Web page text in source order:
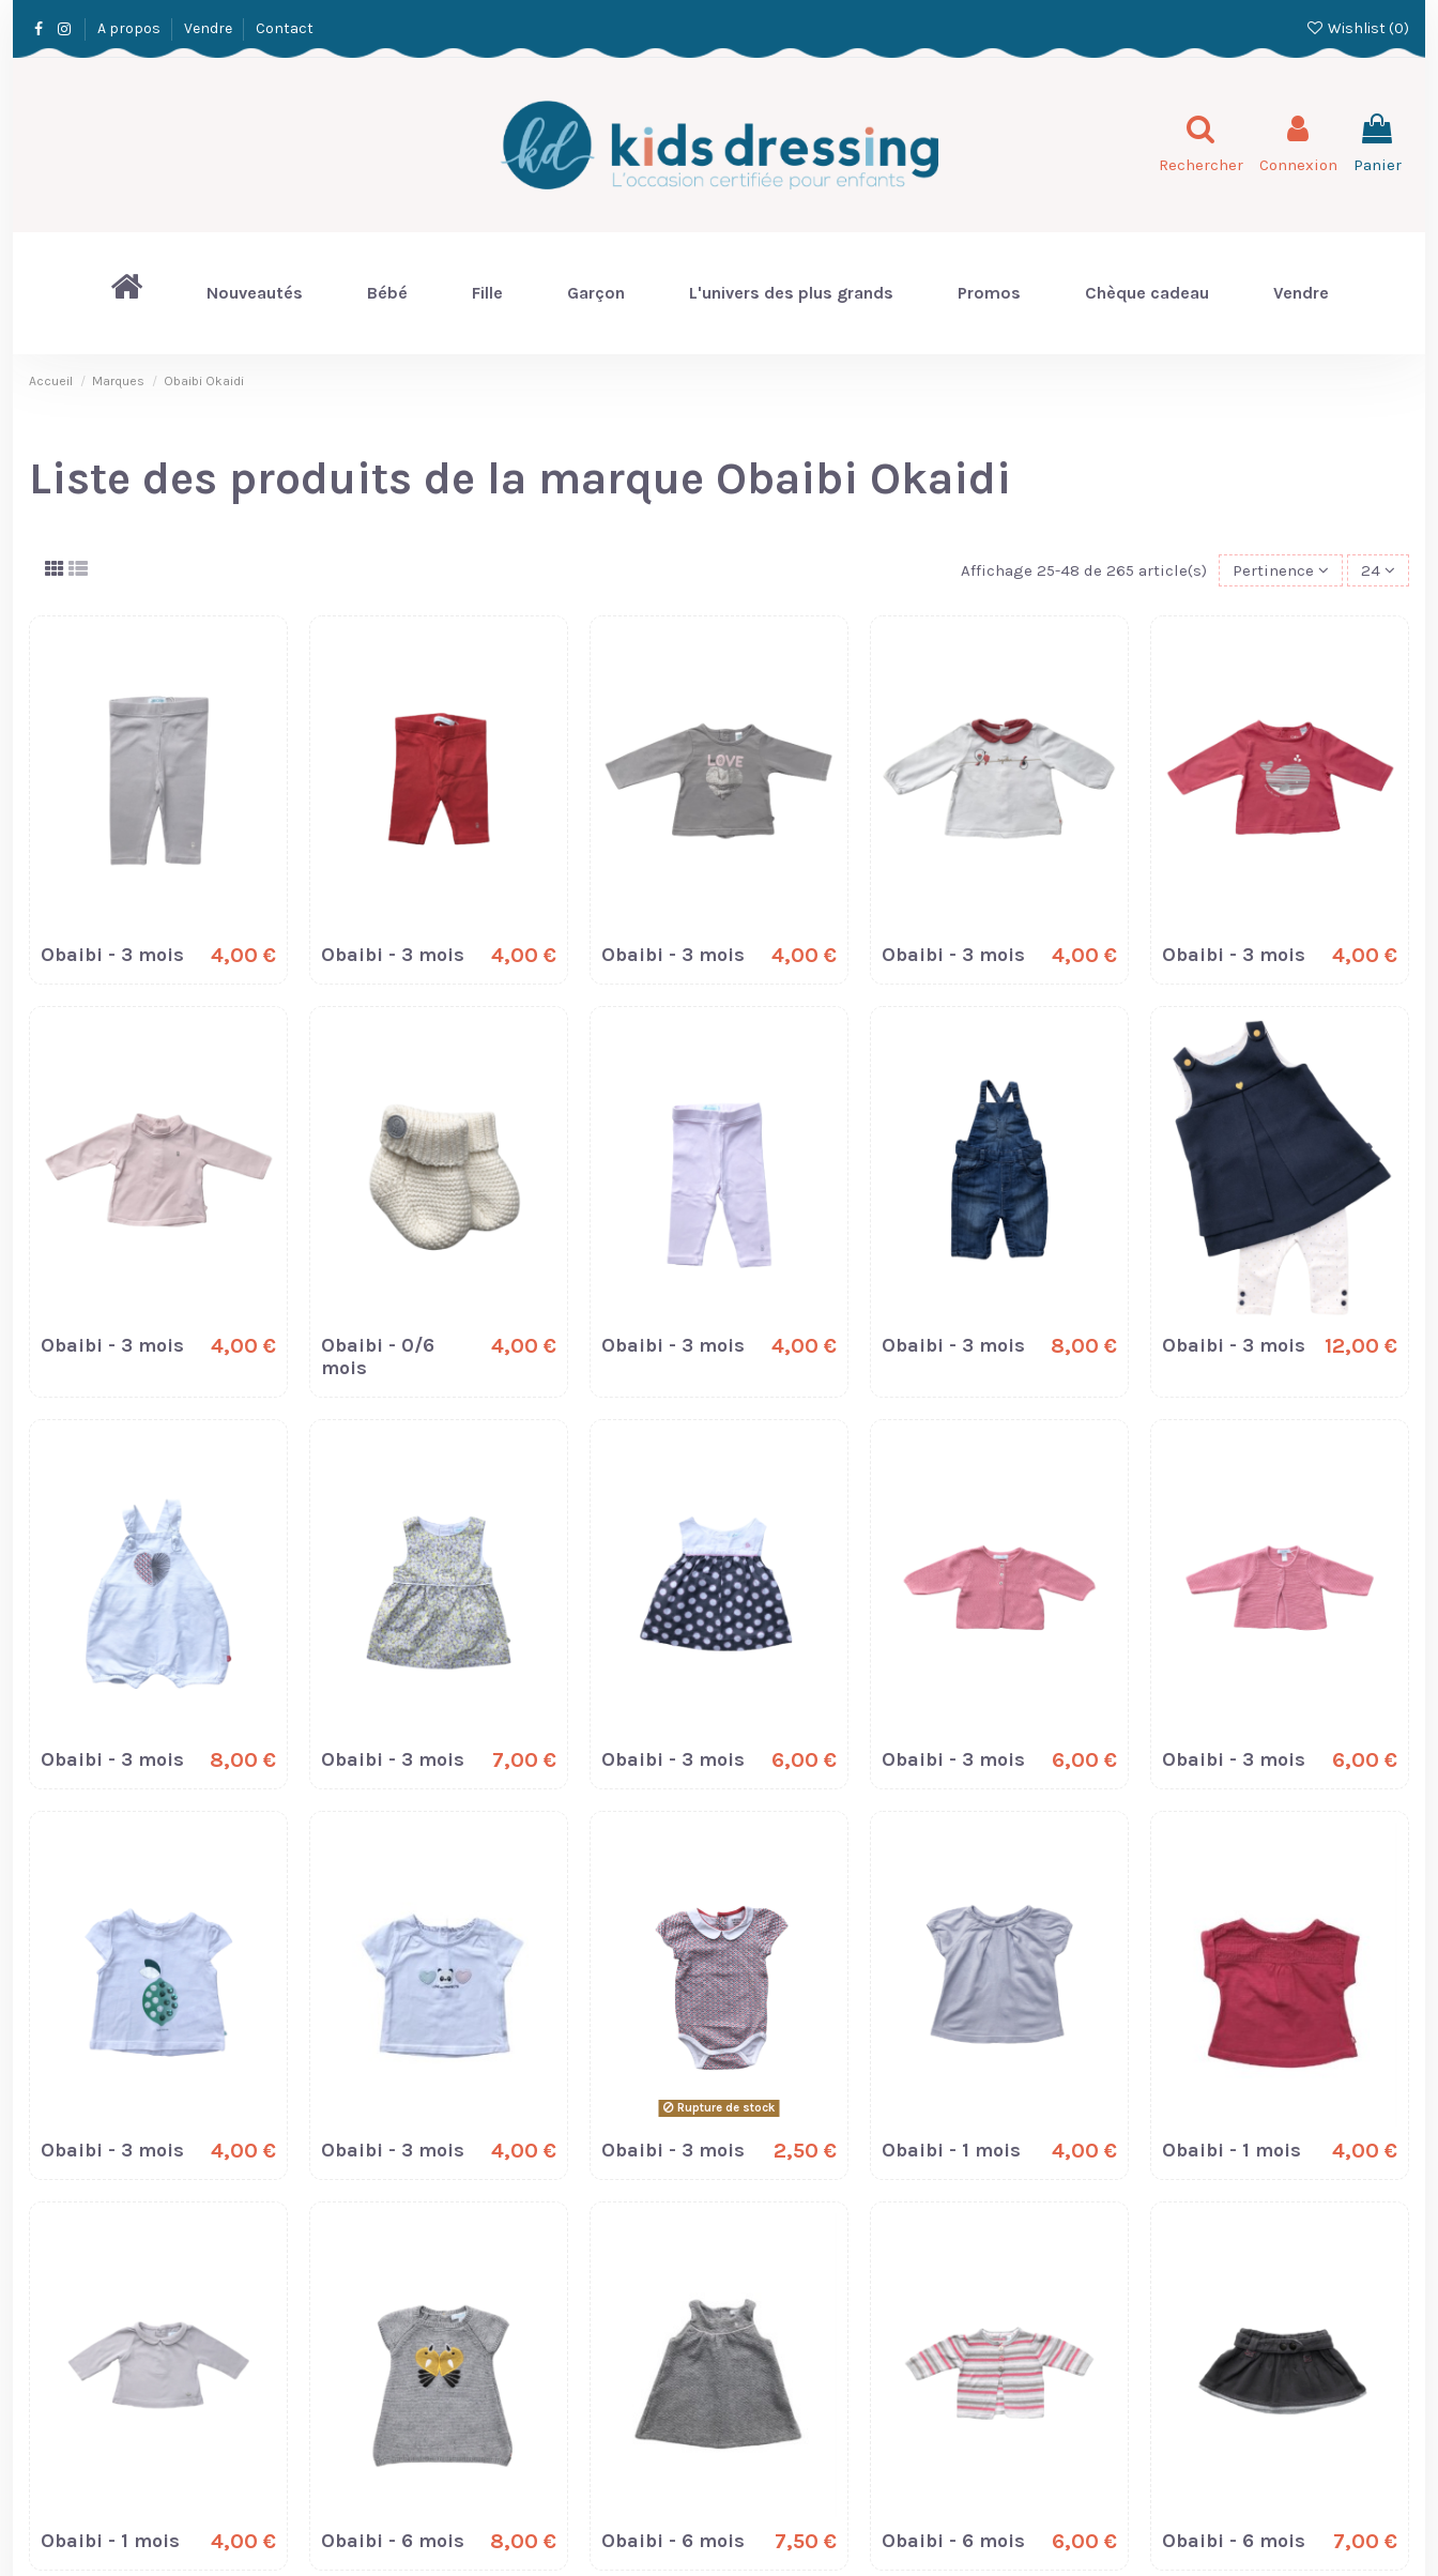
A propos Vendre Contact Wishlist (0)
Rechercher Connexion Panier
Nouveautés Bébé Fille Garçon L'univers des plus grands Promos Chèque cadeau Vendre
Accueil Marques Obaibi Okaidi
Liste des produits de la marque Obaibi Okaidi
Affichage 25-48 de 265 article(s) Pertinence 24
Obaibi - 3 mois 4,00 € Obaibi - 3 mois 4,00 € Obaibi - 3 mois 4,00 € Obaibi - 3 mois 4,00 € Obaibi - 3 mois 4,00 €
Obaibi - 3 mois 4,00 €
Obaibi - 0/6
mois
4,00 € Obaibi - 3 mois 4,00 € Obaibi - 3 mois 8,00 € Obaibi - 3 mois 12,00 €
Obaibi - 3 mois 8,00 € Obaibi - 3 mois 7,00 € Obaibi - 3 mois 6,00 € Obaibi - 3 mois 6,00 € Obaibi - 3 mois 6,00 €
Obaibi - 3 mois 4,00 € Obaibi - 3 mois 4,00 €
Rupture de stock
Obaibi - 3 mois 2,50 € Obaibi - 1 mois 4,00 € Obaibi - 1 mois 4,00 €
Obaibi - 1 mois 4,00 € Obaibi - 6 mois 8,00 € Obaibi - 6 mois 7,50 € Obaibi - 6 mois 6,00 € Obaibi - 6 mois 7,00 €